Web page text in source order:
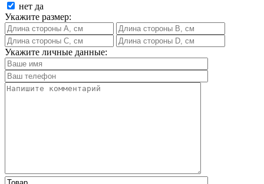
нет да
Укажите размер:
Укажите личные данные: